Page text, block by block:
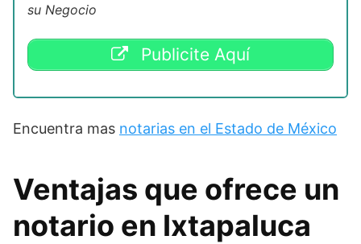
su Negocio
Publicite Aquí
Encuentra mas notarias en el Estado de México
Ventajas que ofrece un
notario en Ixtapaluca